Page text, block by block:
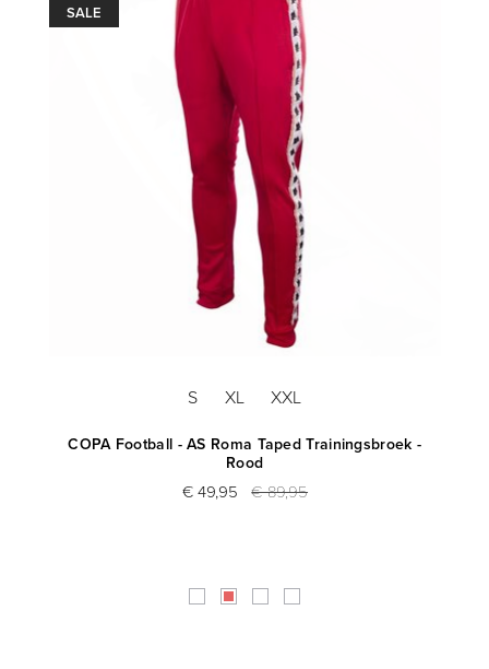
SALE
S XL XXL
COPA Football - AS Roma Taped Trainingsbroek -
Rood
€ 49,95 € 89,95